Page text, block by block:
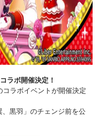
ラボ開催決定！
ラボイベントが開催決定
黒羽」のチェンジ前を公